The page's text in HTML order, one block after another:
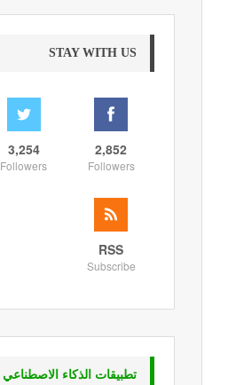
STAY WITH US
2,852
Followers
3,254
Followers
RSS
Subscribe
تطبيقات الذكاء الاصطناعي